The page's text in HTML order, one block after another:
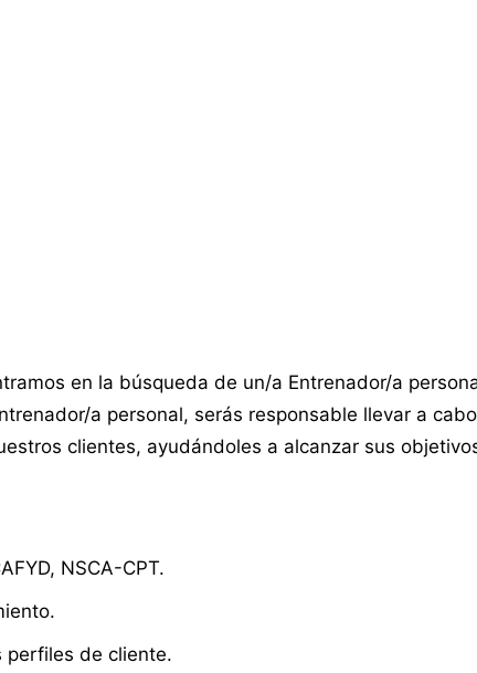
en la búsqueda de un/a Entrenador/a
a personal, serás responsable llevar a
clientes, ayudándoles a alcanzar sus
NSCA-CPT.
perfiles de cliente.